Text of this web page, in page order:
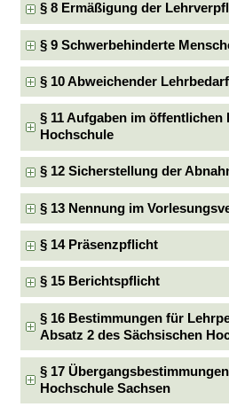
§ 8 Ermäßigung der
§ 9 Schwerbehinderte
§ 10 Abweichender Lehrbedarf
§ 11 Aufgaben im öffentlichen
Hochschule
§ 12 Sicherstellung der
§ 13 Nennung im
§ 14 Präsenzpflicht
§ 15 Berichtspflicht
§ 16 Bestimmungen für
Absatz 2 des Sächsischen
§ 17
Hochschule Sachsen